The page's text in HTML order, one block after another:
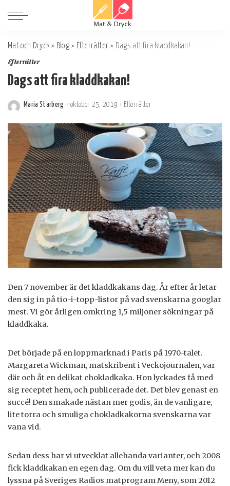
Mat och Dryck > Blog> Efterrätter > Dags att fira kladdkakan!
Efterrätter
Dags att fira kladdkakan!
Postat
Maria Starberg oktober 25, 2019 Efterrätter
Den 7 november är det kladdkakans dag. År efter år letar
den sig in på tio-i-topp-listor på vad svenskarna googlar
mest. Vi gör årligen omkring 1,5 miljoner sökningar på
kladdkaka.
Det började på en loppmarknad i Paris på 1970-talet.
Margareta Wickman, matskribent i Veckojournalen, var
där och åt en delikat chokladkaka. Hon lyckades få med
sig receptet hem, och publicerade det. Det blev genast en
succé! Den smakade nästan mer godis, än de vanligare,
lite torra och smuliga chokladkakorna svenskarna var
vana vid.
Sedan dess har vi utvecklat allehanda varianter, och 2008
fick kladdkakan en egen dag. Om du vill veta mer kan du
lyssna på Sveriges Radios matprogram Meny, som 2012